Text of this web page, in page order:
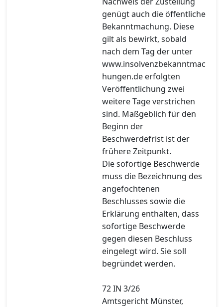
genügt auch die öffentliche
Bekanntmachung. Diese
gilt als bewirkt, sobald
nach dem Tag der unter
www.insolvenzbekanntmac
hungen.de erfolgten
Veröffentlichung zwei
weitere Tage verstrichen
sind. Maßgeblich für den
Beginn der
Beschwerdefrist ist der
frühere Zeitpunkt.
Die sofortige Beschwerde
muss die Bezeichnung des
angefochtenen
Beschlusses sowie die
Erklärung enthalten, dass
sofortige Beschwerde
gegen diesen Beschluss
eingelegt wird. Sie soll
begründet werden.
72 IN 3/26
Amtsgericht Münster,